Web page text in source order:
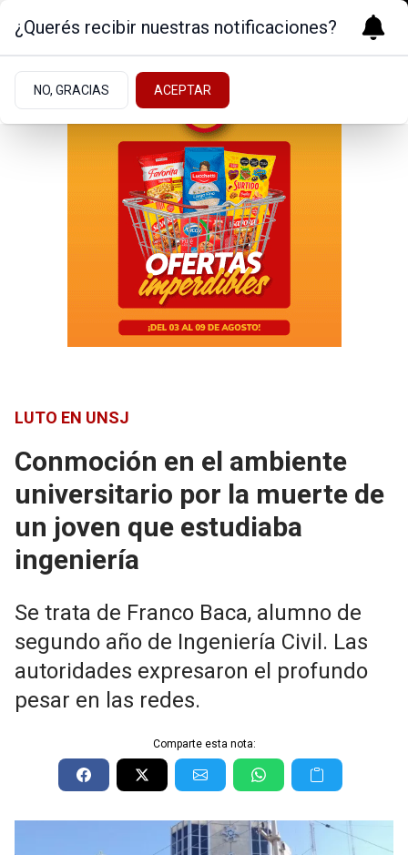
LUTO EN UNSJ
Conmoción en el ambiente
universitario por la muerte de
un joven que estudiaba
ingeniería
Se trata de Franco Baca, alumno de
segundo año de Ingeniería Civil. Las
autoridades expresaron el profundo
pesar en las redes.
Comparte esta nota:
¿Querés recibir nuestras notificaciones?
NO, GRACIAS ACEPTAR